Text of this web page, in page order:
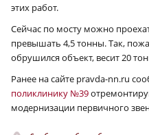
этих работ.
Сейчас по мосту можно
превышать 4,5 тонны. Так,
обрушился объект, весит 20
Ранее на сайте pravda-nn.ru
поликлинику №39
модернизации первичного